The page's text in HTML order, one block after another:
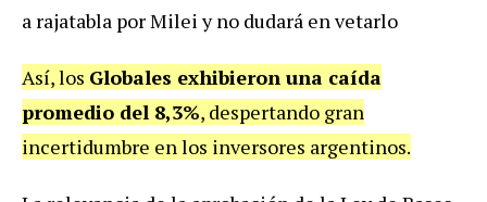
a rajatabla por Milei y no dudará en vetarlo
Así, los Globales exhibieron una caída
promedio del 8,3%, despertando gran
incertidumbre en los inversores argentinos.